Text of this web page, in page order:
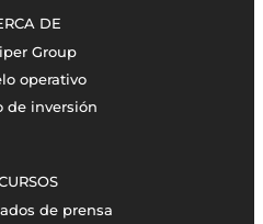
DE
Group
operativo
de inversión
de prensa